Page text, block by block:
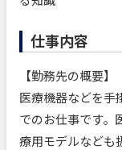
仕事内容
【勤務先の概要】
医療機器などを手
でのお仕事です。
療用モデルなども